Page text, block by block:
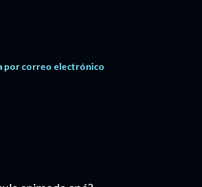
por correo electrónico